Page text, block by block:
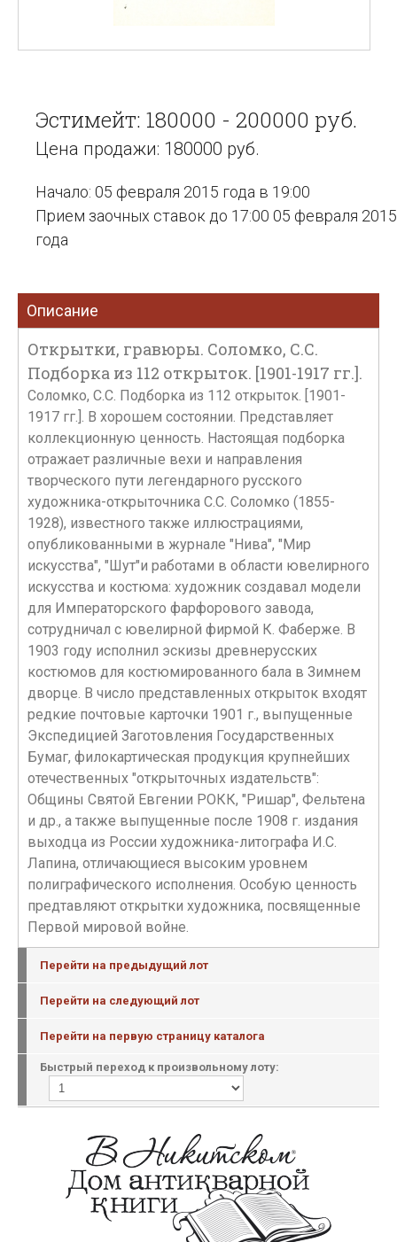
Эстимейт: 180000 - 200000 руб.
Цена продажи: 180000 руб.
Начало: 05 февраля 2015 года в 19:00
Прием заочных ставок до 17:00 05 февраля 2015
года
Описание
Открытки, гравюры. Соломко, С.С.
Подборка из 112 открыток. [1901-1917 гг.].
Соломко, С.С. Подборка из 112 открыток. [1901-
1917 гг.]. В хорошем состоянии. Представляет
коллекционную ценность. Настоящая подборка
отражает различные вехи и направления
творческого пути легендарного русского
художника-открыточника С.С. Соломко (1855-
1928), известного также иллюстрациями,
опубликованными в журнале "Нива", "Мир
искусства", "Шут"и работами в области ювелирного
искусства и костюма: художник создавал модели
для Императорского фарфорового завода,
сотрудничал с ювелирной фирмой К. Фаберже. В
1903 году исполнил эскизы древнерусских
костюмов для костюмированного бала в Зимнем
дворце. В число представленных открыток входят
редкие почтовые карточки 1901 г., выпущенные
Экспедицией Заготовления Государственных
Бумаг, филокартическая продукция крупнейших
отечественных "открыточных издательств":
Общины Святой Евгении РОКК, "Ришар", Фельтена
и др., а также выпущенные после 1908 г. издания
выходца из России художника-литографа И.С.
Лапина, отличающиеся высоким уровнем
полиграфического исполнения. Особую ценность
предтавляют открытки художника, посвященные
Первой мировой войне.
Перейти на предыдущий лот
Перейти на следующий лот
Перейти на первую страницу каталога
Быстрый переход к произвольному лоту: